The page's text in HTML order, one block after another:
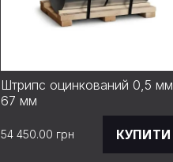
Штрипс оцинкований 0,5 мм
67 мм
54 450.00 грн КУПИТИ